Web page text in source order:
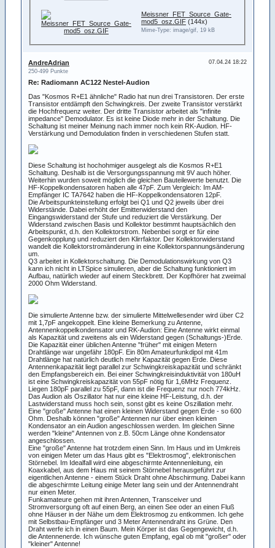
Meissner_FET_Source_Gate-
mod5_osz.GIF (144x)
Mime-Type: image/gif, 19 kB
07.04.24 18:22
AndreAdrian
250-499 Punkte
Re: Radiomann AC122 Nestel-Audion
Das "Kosmos R+E1 ähnliche" Radio hat nun drei Transistoren. Der erste
Transistor entdämpft den Schwingkreis. Der zweite Transistor verstärkt
die Hochfrequenz weiter. Der dritte Transistor arbeitet als "infinite
impedance" Demodulator. Es ist keine Diode mehr in der Schaltung. Die
Schaltung ist meiner Meinung nach immer noch kein RK-Audion. HF-
Verstärkung und Demodulation finden in verschiedenen Stufen statt.
Diese Schaltung ist hochohmiger ausgelegt als die Kosmos R+E1
Schaltung. Deshalb ist die Versorgungsspannung mit 9V auch höher.
Weiterhin wurden soweit möglich die gleichen Bauteilewerte benutzt. Die
HF-Koppelkondensatoren haben alle 47pF. Zum Vergleich: Im AM-
Empfänger IC TA7642 haben die HF-Koppelkondensatoren 12pF.
Die Arbeitspunkteinstellung erfolgt bei Q1 und Q2 jeweils über drei
Widerstände. Dabei erhöht der Emitterwiderstand den
Eingangswiderstand der Stufe und reduziert die Verstärkung. Der
Widerstand zwischen Basis und Kollektor bestimmt hauptsächlich den
Arbeitspunkt, d.h. den Kollektorstrom. Nebenbei sorgt er für eine
Gegenkopplung und reduziert den Klirrfaktor. Der Kollektorwiderstand
wandelt die Kollektorstromänderung in eine Kollektorspannungsänderung
um.
Q3 arbeitet in Kollektorschaltung. Die Demodulationswirkung von Q3
kann ich nicht in LTSpice simulieren, aber die Schaltung funktioniert im
Aufbau, natürlich wieder auf einem Steckbrett. Der Kopfhörer hat zweimal
2000 Ohm Widerstand.
Die simulierte Antenne bzw. der simulierte Mittelwellesender wird über C2
mit 1,7pF angekoppelt. Eine kleine Bemerkung zu Antenne,
Antennenkoppelkondensator und RK-Audion: Eine Antenne wirkt einmal
als Kapazität und zweitens als ein Widerstand gegen (Schaltungs-)Erde.
Die Kapazität einer üblichen Antenne "früher" mit einigen Metern
Drahtlänge war ungefähr 180pF. Ein 80m Amateurfunkdipol mit 41m
Drahtlänge hat natürlich deutlich mehr Kapazität gegen Erde. Diese
Antennenkapazität liegt parallel zur Schwingkreiskapazität und schränkt
den Empfangsbereich ein. Bei einer Schwingkreisinduktivität von 180uH
ist eine Schwingkreiskapazität von 55pF nötig für 1,6MHz Frequenz.
Liegen 180pF parallel zu 55pF, dann ist die Frequenz nur noch 774kHz.
Das Audion als Oszillator hat nur eine kleine HF-Leistung, d.h. der
Lastwiderstand muss hoch sein, sonst gibt es keine Oszillation mehr.
Eine "große" Antenne hat einen kleinen Widerstand gegen Erde - so 600
Ohm. Deshalb können "große" Antennen nur über einen kleinen
Kondensator an ein Audion angeschlossen werden. Im gleichen Sinne
werden "kleine" Antennen von z.B. 50cm Länge ohne Kondensator
angeschlossen.
Eine "große" Antenne hat trotzdem einen Sinn. Im Haus und im Umkreis
von einigen Meter um das Haus gibt es "Elektrosmog", elektronischen
Störnebel. Im Idealfall wird eine abgeschirmte Antennenleitung, ein
Koaxkabel, aus dem Haus mit seinem Störnebel herausgeführt zur
eigentlichen Antenne - einem Stück Draht ohne Abschirmung. Dabei kann
die abgeschirmte Leitung einige Meter lang sein und der Antennendraht
nur einen Meter.
Funkamateure gehen mit ihren Antennen, Transceiver und
Stromversorgung oft auf einen Berg, an einen See oder an einen Fluß
ohne Häuser in der Nähe um dem Elektrosmog zu entkommen. Ich gehe
mit Selbstbau-Empfänger und 3 Meter Antennendraht ins Grüne. Den
Draht werfe ich in einen Baum. Mein Körper ist das Gegengewicht, d.h.
die Antennenerde. Ich wünsche guten Empfang, egal ob mit "großer" oder
"kleiner" Antenne!